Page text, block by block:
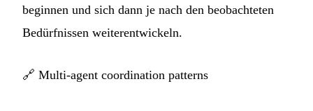
beginnen und sich dann je nach den beobachteten
Bedürfnissen weiterentwickeln.
🔗 Multi-agent coordination patterns